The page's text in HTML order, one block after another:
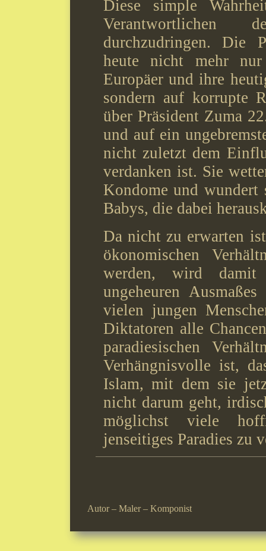
Diese simple
Verantwortlichen
durchzudringen. Die
heute nicht mehr
Europäer und ihre
sondern auf korrupte
über Präsident Zuma
und auf ein
nicht zuletzt dem
verdanken ist. Sie
Kondome und
Babys, die dabei
Da nicht zu erwarten
ökonomischen
werden, wird damit
ungeheuren
vielen jungen
Diktatoren alle
paradiesischen
Verhängnisvolle ist,
Islam, mit dem sie
nicht darum geht,
möglichst viele
jenseitiges Paradies zu
Autor – Maler – Komponist